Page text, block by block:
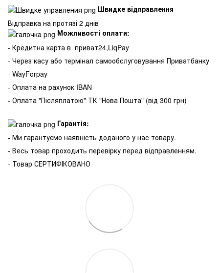
Швидке відправлення
Відправка на протязі 2 днів
Можливості оплати:
- Кредитна карта в приват24,LiqPay
- Через касу або термінал самообслуговування Приватбанку
- WayForpay
- Оплата на рахунок IBAN
- Оплата "Післяплатою" ТК "Нова Пошта" (від 300 грн)
Гарантія:
- Ми гарантуємо наявність доданого у нас товару.
- Весь товар проходить перевірку перед відправленням.
- Товар СЕРТИФІКОВАНО